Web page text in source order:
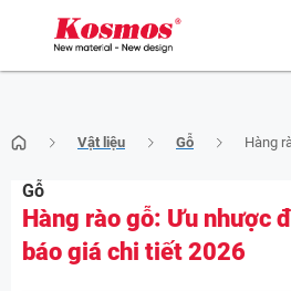
to
content
Vật liệu Gỗ Hàng
Gỗ
Hàng rào gỗ: Ưu nhược
báo giá chi tiết 2026